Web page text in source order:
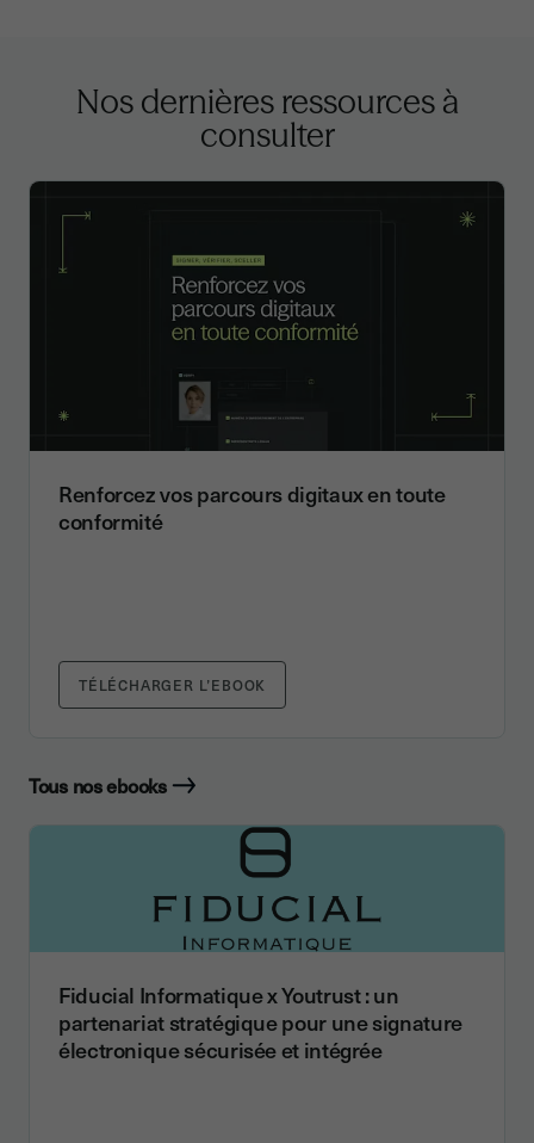
Nos dernières ressources à
consulter
Renforcez vos parcours digitaux en toute
conformité
TÉLÉCHARGER L’EBOOK
Tous nos ebooks
Fiducial Informatique x Youtrust : un
partenariat stratégique pour une signature
électronique sécurisée et intégrée